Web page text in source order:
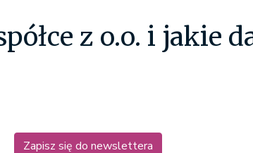
z o.o. i jakie
Zapisz się do newslettera